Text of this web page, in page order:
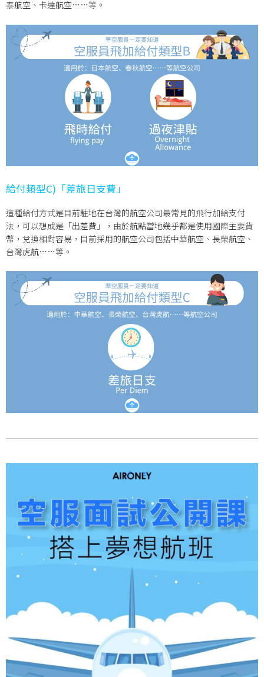
泰航空、卡達航空……等。
給付類型C)「差旅日支費」
這種給付方式是目前駐地在台灣的航空公司最常見的飛行加給支付
法，可以想成是「出差費」，由於航點當地幾乎都是使用國際主要貨
幣，兌換相對容易，目前採用的航空公司包括中華航空、長榮航空、
台灣虎航……等。